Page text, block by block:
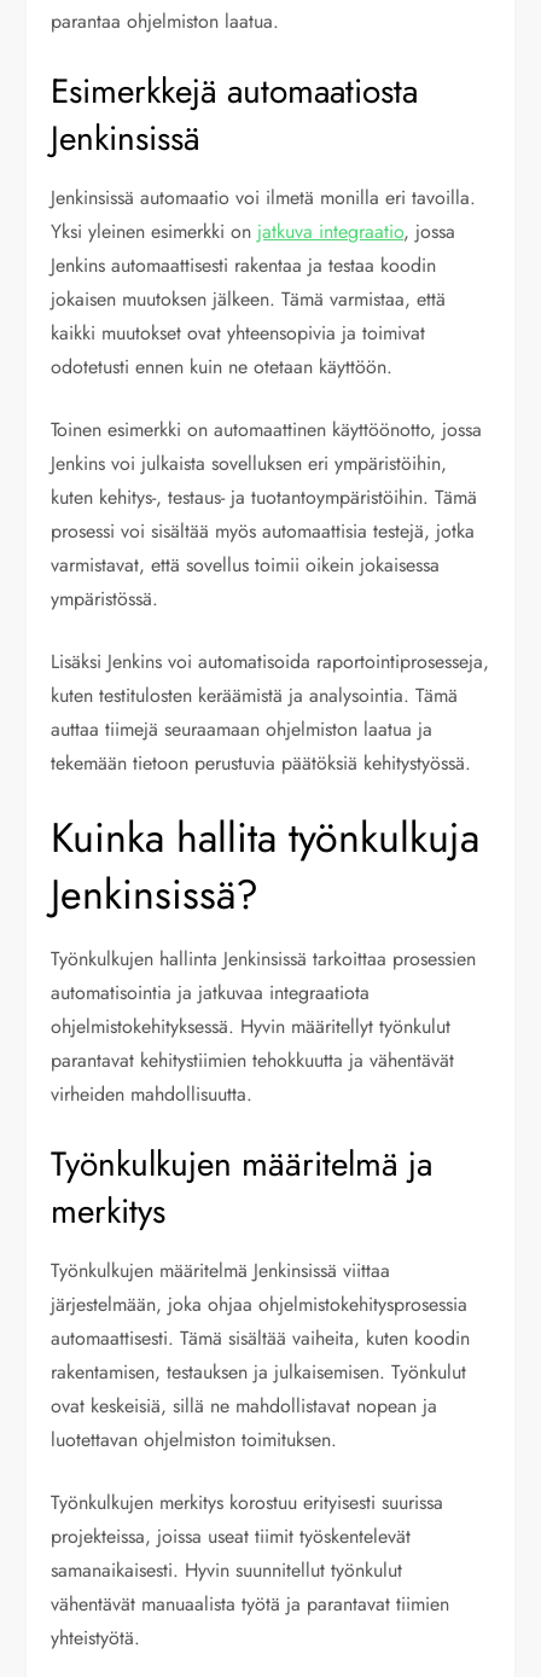
parantaa ohjelmiston laatua.
Esimerkkejä automaatiosta
Jenkinsissä
Jenkinsissä automaatio voi ilmetä monilla eri tavoilla.
Yksi yleinen esimerkki on jatkuva integraatio, jossa
Jenkins automaattisesti rakentaa ja testaa koodin
jokaisen muutoksen jälkeen. Tämä varmistaa, että
kaikki muutokset ovat yhteensopivia ja toimivat
odotetusti ennen kuin ne otetaan käyttöön.
Toinen esimerkki on automaattinen käyttöönotto, jossa
Jenkins voi julkaista sovelluksen eri ympäristöihin,
kuten kehitys-, testaus- ja tuotantoympäristöihin. Tämä
prosessi voi sisältää myös automaattisia testejä, jotka
varmistavat, että sovellus toimii oikein jokaisessa
ympäristössä.
Lisäksi Jenkins voi automatisoida raportointiprosesseja,
kuten testitulosten keräämistä ja analysointia. Tämä
auttaa tiimejä seuraamaan ohjelmiston laatua ja
tekemään tietoon perustuvia päätöksiä kehitystyössä.
Kuinka hallita työnkulkuja
Jenkinsissä?
Työnkulkujen hallinta Jenkinsissä tarkoittaa prosessien
automatisointia ja jatkuvaa integraatiota
ohjelmistokehityksessä. Hyvin määritellyt työnkulut
parantavat kehitystiimien tehokkuutta ja vähentävät
virheiden mahdollisuutta.
Työnkulkujen määritelmä ja
merkitys
Työnkulkujen määritelmä Jenkinsissä viittaa
järjestelmään, joka ohjaa ohjelmistokehitysprosessia
automaattisesti. Tämä sisältää vaiheita, kuten koodin
rakentamisen, testauksen ja julkaisemisen. Työnkulut
ovat keskeisiä, sillä ne mahdollistavat nopean ja
luotettavan ohjelmiston toimituksen.
Työnkulkujen merkitys korostuu erityisesti suurissa
projekteissa, joissa useat tiimit työskentelevät
samanaikaisesti. Hyvin suunnitellut työnkulut
vähentävät manuaalista työtä ja parantavat tiimien
yhteistyötä.